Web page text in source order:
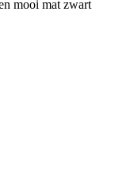
mooi mat zwart